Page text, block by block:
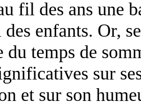
fil des ans une
enfants. Or,
du temps de
sur
et sur son